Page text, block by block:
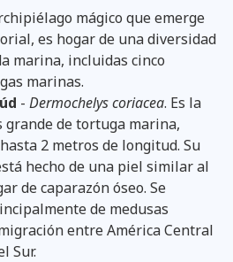
mágico que emerge
es hogar de una diversidad
marina, incluidas cinco
marinas.
- Dermochelys coriacea. Es la
grande de tortuga marina,
2 metros de longitud. Su
hecho de una piel similar al
de caparazón óseo. Se
de medusas
entre América Central
Sur.